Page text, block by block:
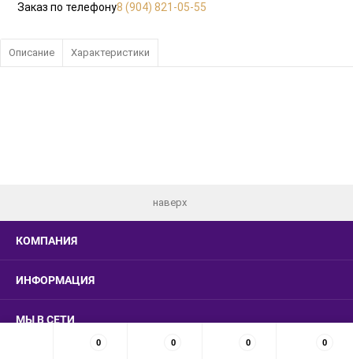
Заказ по телефону8 (904) 821-05-55
Описание Характеристики
наверх
КОМПАНИЯ
ИНФОРМАЦИЯ
МЫ В СЕТИ
0 0 0 0